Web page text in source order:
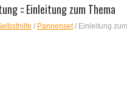
:: Einleitung zum Thema
/ Pannenset/ Einleitung